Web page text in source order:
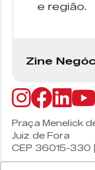
e região.
Zine
Praça Menelick
Juiz de Fora
CEP 36015-330